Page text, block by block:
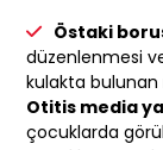
Östaki
düzenlenmesi
kulakta bulunan
Otitis media
çocuklarda